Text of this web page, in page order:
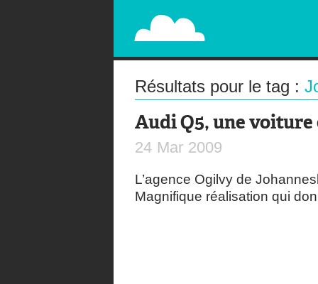
PAPERPLANE
STREET, AMBIENT, GUÉRILLA MARKETING
Résultats pour le tag :
Audi Q5, une
24 Mar 2009
L’agence Ogilvy de
Magnifique réalisation qui